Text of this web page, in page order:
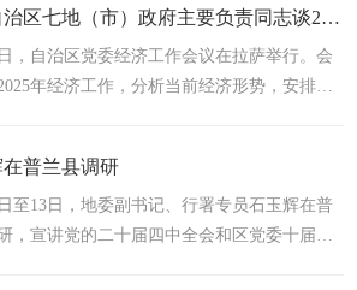
实地查看、询问了解等方式，详细了解了“护
、矛盾纠纷调解、基层社会治理体系、社会面
等工作开展情况，并紧密结合自身所学所悟
西藏自治区七地（市）政府主要负责同志谈2025年经济工作部署
，自治区党委经济工作会议在拉萨举行。会
年经济工作，分析当前经济形势，安排部
各地实际实事求是，因地制宜，精准发力，
务为导向，凝心聚力，克难奋进，确保明年
任务落地生根、开花结果，确保“十五五”开
普兰县调研
至13日，地委副书记、行署专员石玉辉在普
，宣讲党的二十届四中全会和区党委十届九